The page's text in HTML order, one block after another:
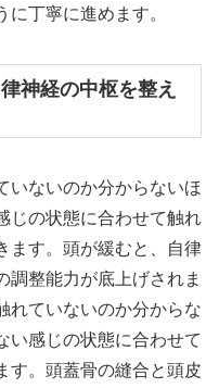
丁寧に進めます。
神経の中枢を整え
いないのか分からないほ
じの状態に合わせて触れ
ます。頭が緩むと、自律
調整能力が底上げされま
れていないのか分からな
い感じの状態に合わせて
す。頭蓋骨の縫合と頭皮